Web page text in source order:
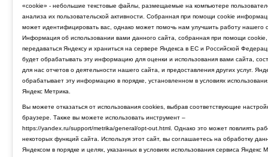
«cookie» - небольшие текстовые файлы, размещаемые на компьютере
анализа их пользовательской активности. Собранная при помощи cookie
может идентифицировать вас, однако может помочь нам улучшить работу нашего
Информация об использовании вами данного сайта, собранная при помощи cookie,
передаваться Яндексу и храниться на сервере Яндекса в ЕС и Российской
будет обрабатывать эту информацию для оценки и использования вами сайта,
для нас отчетов о деятельности нашего сайта, и предоставления других услуг.
обрабатывает эту информацию в порядке, установленном в условиях
Яндекс Метрика.
Вы можете отказаться от использования cookies, выбрав соответствующие
браузере. Также вы можете использовать инструмент –
https://yandex.ru/support/metrika/general/opt-out.html. Однако это может повлиять
некоторых функций сайта. Используя этот сайт, вы соглашаетесь на обработку
Яндексом в порядке и целях, указанных в условиях использования сервиса Яндекс